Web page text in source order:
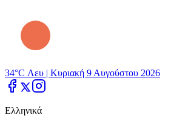
34°C Λευ | Κυριακή 9 Αυγούστου 2026
Ελληνικά